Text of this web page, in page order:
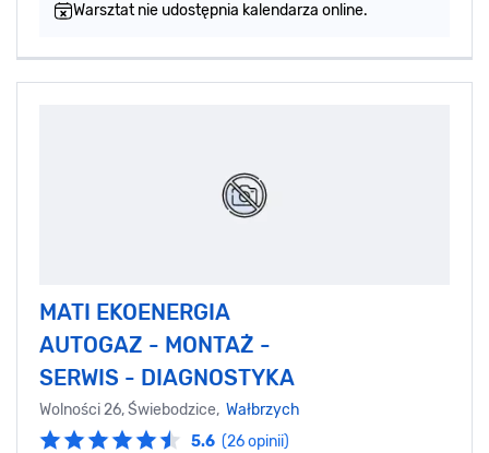
Warsztat nie udostępnia kalendarza online.
MATI EKOENERGIA
AUTOGAZ - MONTAŻ -
SERWIS - DIAGNOSTYKA
Wolności 26, Świebodzice, Wałbrzych
5.6 (26 opinii)